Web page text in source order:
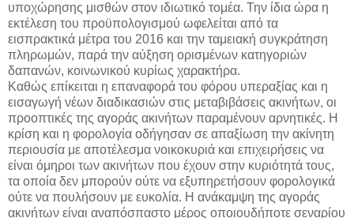
υποχώρησης μισθών στον ιδιωτικό τομέα. Την ίδια ώρα η
εκτέλεση του προϋπολογισμού ωφελείται από τα
εισπρακτικά μέτρα του 2016 και την ταμειακή συγκράτηση
πληρωμών, παρά την αύξηση ορισμένων κατηγοριών
δαπανών, κοινωνικού κυρίως χαρακτήρα.
Καθώς επίκειται η επαναφορά του φόρου υπεραξίας και η
εισαγωγή νέων διαδικασιών στις μεταβιβάσεις ακινήτων, οι
προοπτικές της αγοράς ακινήτων παραμένουν αρνητικές. Η
κρίση και η φορολογία οδήγησαν σε απαξίωση την ακίνητη
περιουσία με αποτέλεσμα νοικοκυριά και επιχειρήσεις να
είναι όμηροι των ακινήτων που έχουν στην κυριότητά τους,
τα οποία δεν μπορούν ούτε να εξυπηρετήσουν φορολογικά
ούτε να πουλήσουν με ευκολία. Η ανάκαμψη της αγοράς
ακινήτων είναι αναπόσπαστο μέρος οποιουδήποτε σεναρίου